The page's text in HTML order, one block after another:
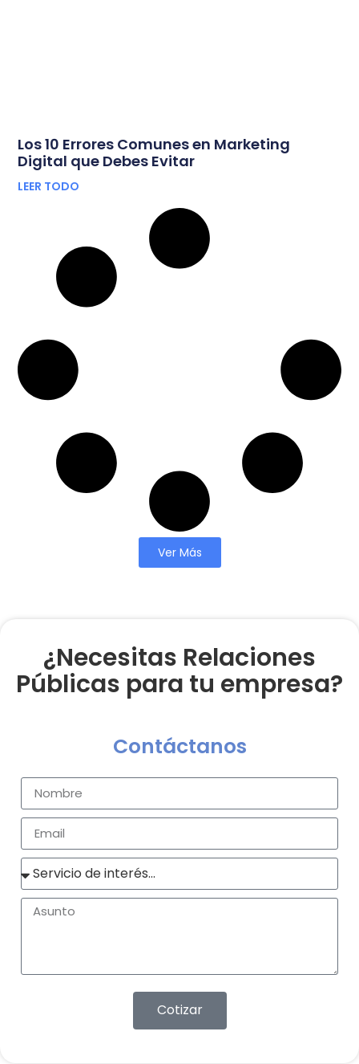
Los 10 Errores Comunes en Marketing
Digital que Debes Evitar
LEER TODO
Ver Más
¿Necesitas Relaciones
Públicas para tu empresa?
Contáctanos
Cotizar